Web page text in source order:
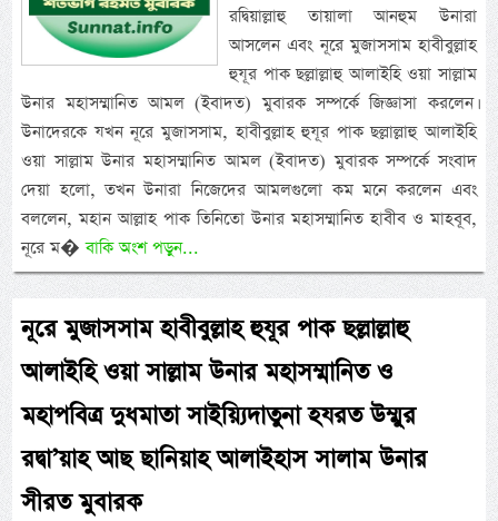
রদ্বিয়াল্লাহু তায়ালা আনহুম উনারা
আসলেন এবং নূরে মুজাসসাম হাবীবুল্লাহ
হুযূর পাক ছল্লাল্লাহু আলাইহি ওয়া সাল্লাম
উনার মহাসম্মানিত আমল (ইবাদত) মুবারক সম্পর্কে জিজ্ঞাসা করলেন।
উনাদেরকে যখন নূরে মুজাসসাম, হাবীবুল্লাহ হুযূর পাক ছল্লাল্লাহু আলাইহি
ওয়া সাল্লাম উনার মহাসম্মানিত আমল (ইবাদত) মুবারক সম্পর্কে সংবাদ
দেয়া হলো, তখন উনারা নিজেদের আমলগুলো কম মনে করলেন এবং
বললেন, মহান আল্লাহ পাক তিনিতো উনার মহাসম্মানিত হাবীব ও মাহবূব,
নূরে ম�বাকি অংশ পড়ুন...
নূরে মুজাসসাম হাবীবুল্লাহ হুযূর পাক ছল্লাল্লাহু
আলাইহি ওয়া সাল্লাম উনার মহাসম্মানিত ও
মহাপবিত্র দুধমাতা সাইয়্যিদাতুনা হযরত উম্মুর
রদ্বা’য়াহ আছ ছানিয়াহ আলাইহাস সালাম উনার
সীরত মুবারক